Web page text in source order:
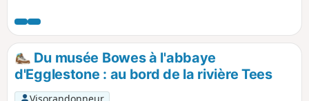
par une passerelle au nord du village
de Cotherstone. Elle revient ensuite sur
la rive opposée. Le parcours est
principalement plat et traverse des
terres agricoles et des bois riverains.
Du musée Bowes à l'abbaye
d'Egglestone : au bord de la rivière Tees